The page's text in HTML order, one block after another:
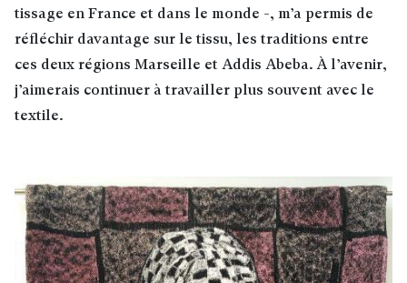
tissage en France et dans le monde -, m’a permis de
réfléchir davantage sur le tissu, les traditions entre
ces deux régions Marseille et Addis Abeba. À l’avenir,
j’aimerais continuer à travailler plus souvent avec le
textile.